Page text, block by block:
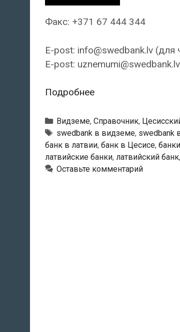
Факс: +371 67 444 344
E-post: info@swedbank.lv (для
E-post:
ПодробнееSwedbank
Цесисский
филиал
Рубрики
Видземе, Справочник,
Тэги
swedbank в видземе, swedbank
банк в латвии, банк в Цесисе,
латвийские банки, латвийский банк,
Оставьте комментарий